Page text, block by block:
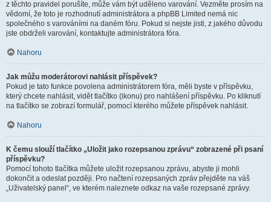
z těchto pravidel porušíte, může vám být uděleno varování. Vezměte prosím na
vědomí, že toto je rozhodnutí administrátora a phpBB Limited nemá nic
společného s varováními na daném fóru. Pokud si nejste jisti, z jakého důvodu
jste obdrželi varování, kontaktujte administrátora fóra.
Nahoru
Jak můžu moderátorovi nahlásit příspěvek?
Pokud je tato funkce povolena administrátorem fóra, měli byste v příspěvku,
který chcete nahlásit, vidět tlačítko (ikonu) pro nahlášení příspěvku. Po kliknutí
na tlačítko se zobrazí formulář, pomocí kterého můžete příspěvek nahlásit.
Nahoru
K čemu slouží tlačítko „Uložit jako rozepsanou zprávu“ zobrazené při psaní
příspěvku?
Pomocí tohoto tlačítka můžete uložit rozepsanou zprávu, abyste ji mohli
dokončit a odeslat později. Pro načtení rozepsaných zpráv přejděte na váš
„Uživatelský panel“, ve kterém naleznete odkaz na vaše rozepsané zprávy.